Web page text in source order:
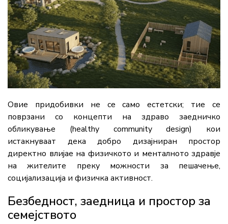
Овие придобивки не се само естетски; тие се
поврзани со концепти на здраво заедничко
обликување (healthy community design) кои
истакнуваат дека добро дизајниран простор
директно влијае на физичкото и менталното здравје
на жителите преку можности за пешачење,
социјализација и физичка активност.
Безбедност, заедница и простор за
семејството